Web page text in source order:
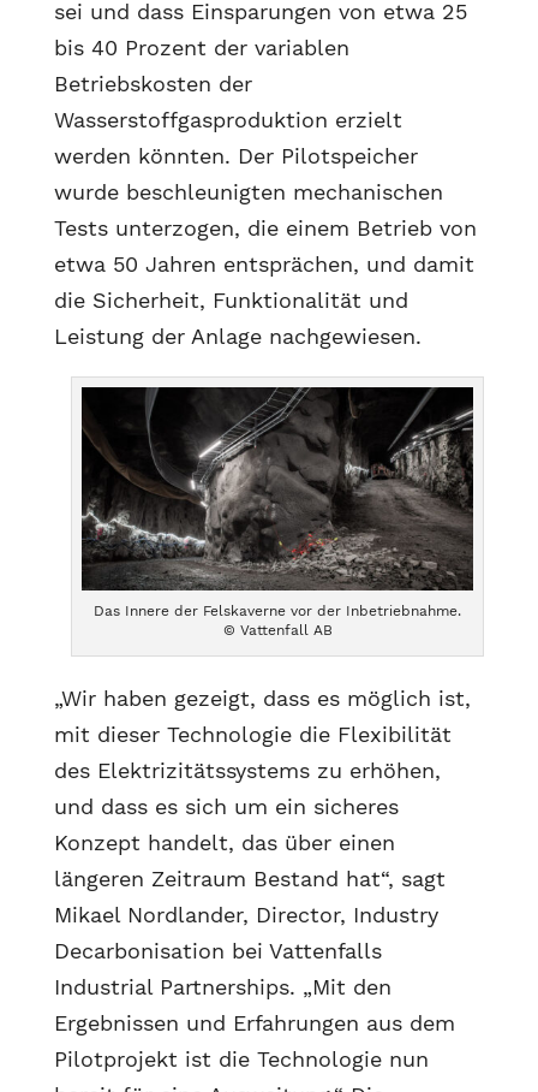
sei und dass Einsparungen von etwa 25
bis 40 Prozent der variablen
Betriebskosten der
Wasserstoffgasproduktion erzielt
werden könnten. Der Pilotspeicher
wurde beschleunigten mechanischen
Tests unterzogen, die einem Betrieb von
etwa 50 Jahren entsprächen, und damit
die Sicherheit, Funktionalität und
Leistung der Anlage nachgewiesen.
Das Innere der Felskaverne vor der Inbetriebnahme.
© Vattenfall AB
„Wir haben gezeigt, dass es möglich ist,
mit dieser Technologie die Flexibilität
des Elektrizitätssystems zu erhöhen,
und dass es sich um ein sicheres
Konzept handelt, das über einen
längeren Zeitraum Bestand hat“, sagt
Mikael Nordlander, Director, Industry
Decarbonisation bei Vattenfalls
Industrial Partnerships. „Mit den
Ergebnissen und Erfahrungen aus dem
Pilotprojekt ist die Technologie nun